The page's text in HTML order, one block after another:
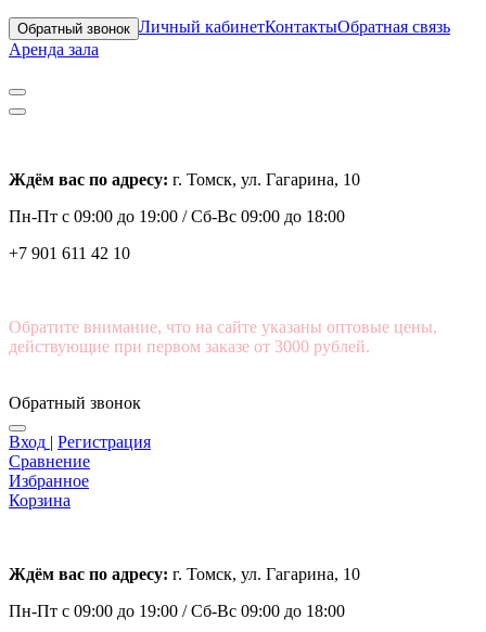
Обратный звонок Личный кабинетКонтактыОбратная связь
Аренда зала
Ждём вас по адресу: г. Томск, ул. Гагарина, 10
Пн-Пт с 09:00 до 19:00 /Сб-Вс 09:00 до 18:00
+7 901 611 42 10
Обратите внимание, что на сайте указаны оптовые цены,
действующие при первом заказе от 3000 рублей.
Обратный звонок
Вход | Регистрация
Сравнение
Избранное
Корзина
Ждём вас по адресу: г. Томск, ул. Гагарина, 10
Пн-Пт с 09:00 до 19:00 /Сб-Вс 09:00 до 18:00